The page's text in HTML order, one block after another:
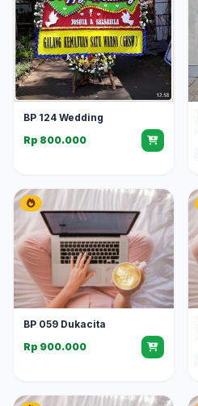
BP 124 Wedding
Rp 800.000
BP 059 Dukacita
Rp 900.000